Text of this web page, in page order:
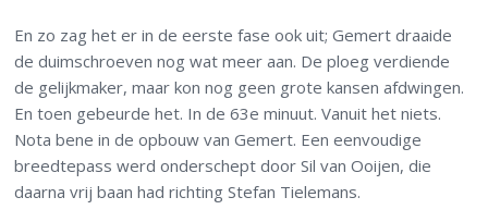
En zo zag het er in de eerste fase ook uit; Gemert draaide
de duimschroeven nog wat meer aan. De ploeg verdiende
de gelijkmaker, maar kon nog geen grote kansen afdwingen.
En toen gebeurde het. In de 63e minuut. Vanuit het niets.
Nota bene in de opbouw van Gemert. Een eenvoudige
breedtepass werd onderschept door Sil van Ooijen, die
daarna vrij baan had richting Stefan Tielemans.